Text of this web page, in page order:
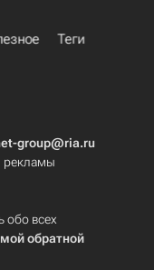
Теги
group@ria.ru
рекламы
обо всех
обратной